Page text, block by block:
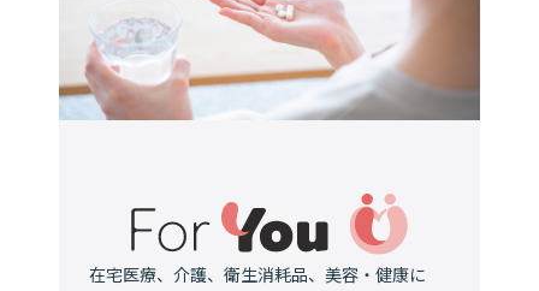
在宅医療、介護、 衛生消耗品、美容・健康に